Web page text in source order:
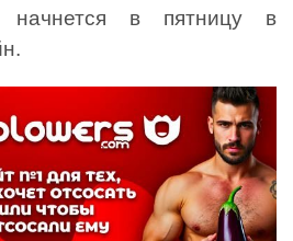
начнется в пятницу в